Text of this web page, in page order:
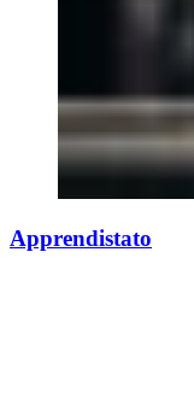
Apprendistato